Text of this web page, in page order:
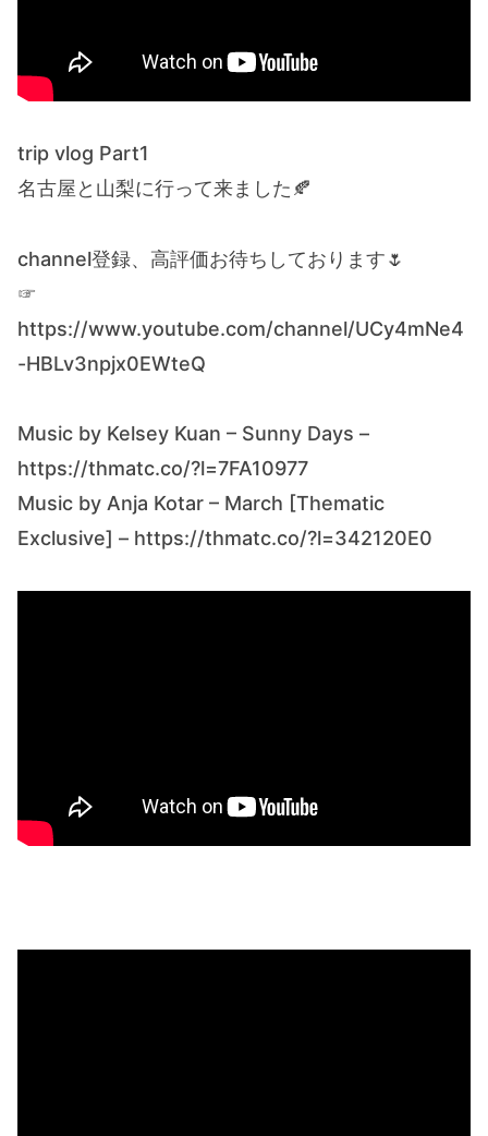
trip vlog Part1
名古屋と山梨に行って来ました🍂
channel登録、高評価お待ちしております🌷
☞
https://www.youtube.com/channel/UCy4mNe4
-HBLv3npjx0EWteQ
Music by Kelsey Kuan – Sunny Days –
https://thmatc.co/?l=7FA10977
Music by Anja Kotar – March [Thematic
Exclusive] – https://thmatc.co/?l=342120E0